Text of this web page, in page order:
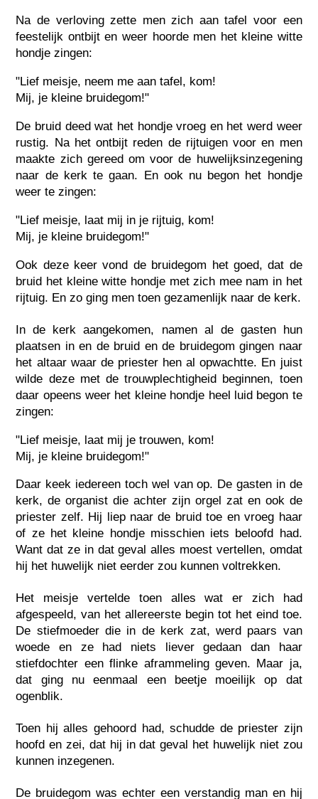
Na de verloving zette men zich aan tafel voor een
feestelijk ontbijt en weer hoorde men het kleine witte
hondje zingen:
"Lief meisje, neem me aan tafel, kom!
Mij, je kleine bruidegom!"
De bruid deed wat het hondje vroeg en het werd weer
rustig. Na het ontbijt reden de rijtuigen voor en men
maakte zich gereed om voor de huwelijksinzegening
naar de kerk te gaan. En ook nu begon het hondje
weer te zingen:
"Lief meisje, laat mij in je rijtuig, kom!
Mij, je kleine bruidegom!"
Ook deze keer vond de bruidegom het goed, dat de
bruid het kleine witte hondje met zich mee nam in het
rijtuig. En zo ging men toen gezamenlijk naar de kerk.
In de kerk aangekomen, namen al de gasten hun
plaatsen in en de bruid en de bruidegom gingen naar
het altaar waar de priester hen al opwachtte. En juist
wilde deze met de trouwplechtigheid beginnen, toen
daar opeens weer het kleine hondje heel luid begon te
zingen:
"Lief meisje, laat mij je trouwen, kom!
Mij, je kleine bruidegom!"
Daar keek iedereen toch wel van op. De gasten in de
kerk, de organist die achter zijn orgel zat en ook de
priester zelf. Hij liep naar de bruid toe en vroeg haar
of ze het kleine hondje misschien iets beloofd had.
Want dat ze in dat geval alles moest vertellen, omdat
hij het huwelijk niet eerder zou kunnen voltrekken.
Het meisje vertelde toen alles wat er zich had
afgespeeld, van het allereerste begin tot het eind toe.
De stiefmoeder die in de kerk zat, werd paars van
woede en ze had niets liever gedaan dan haar
stiefdochter een flinke aframmeling geven. Maar ja,
dat ging nu eenmaal een beetje moeilijk op dat
ogenblik.
Toen hij alles gehoord had, schudde de priester zijn
hoofd en zei, dat hij in dat geval het huwelijk niet zou
kunnen inzegenen.
De bruidegom was echter een verstandig man en hij